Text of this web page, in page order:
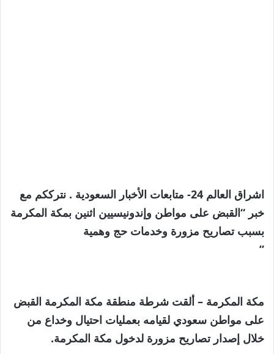
اشراق العالم 24- متابعات الأخبار السعودية . نترككم مع
خبر “القبض على مواطن وإندونيسيين اثنين بمكة المكرمة
بسبب تصاريح مزورة وخدمات حج وهمية
”
مكة المكرمة – ألقت شرطة منطقة مكة المكرمة القبض
على مواطن سعودي لقيامه بعمليات احتيال وخداع من
خلال إصدار تصاريح مزورة لدخول مكة المكرمة.